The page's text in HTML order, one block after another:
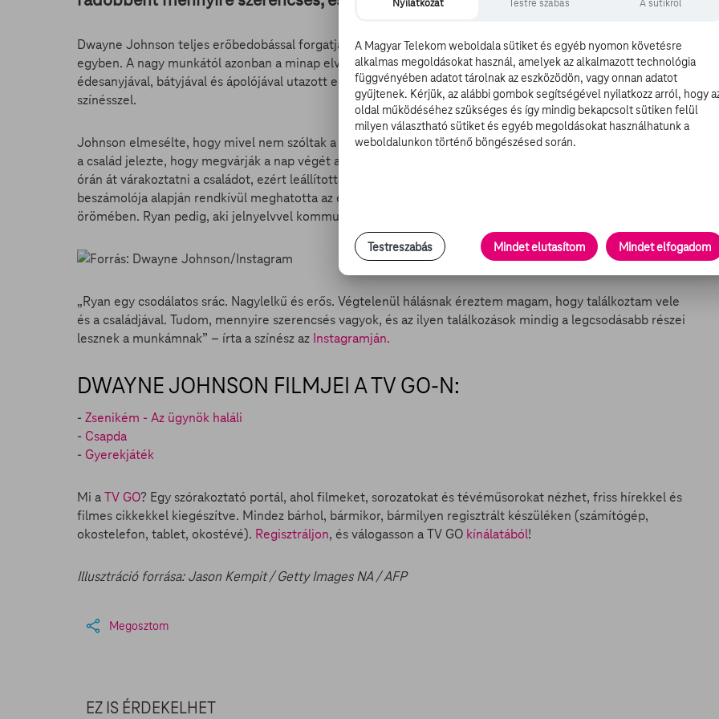
Dwayne Johnson teljes erőbedobással forgatja aBaywatch-filmet, amelynek főszereplője és producere is
egyben. A nagy munkától azonban a minap elvonta őt egy rajongójának családja. A kerekes székes Ryan
édesanyjával, bátyjával és ápolójával utazott el a forgatásra csak azért, hogy a fiú találkozhasson a
színésszel.
Johnson elmesélte, hogy mivel nem szóltak a produkciónak előre, már éppen kezdték volna a forgatást, és
a család jelezte, hogy megvárják a nap végét a találkozás kedvéért. A színész azonban nem akarta tizenkét
órán át várakoztatni a családot, ezért leállította a stábot és találkozott a boldog rajongókkal. Johnson
beszámolója alapján rendkívül meghatotta az édesanya öröme, aki hálásan megölelte és elsírta magát
örömében. Ryan pedig, aki jelnyelvvel kommunikál, megtanította a színészt néhány szóra.
„Ryan egy csodálatos srác. Nagylelkű és erős. Végtelenül hálásnak éreztem magam, hogy találkoztam vele
és a családjával. Tudom, mennyire szerencsés vagyok, és az ilyen találkozások mindig a legcsodásabb részei
lesznek a munkámnak” – írta a színész az Instagramján.
DWAYNE JOHNSON FILMJEI A TV GO-N:
- Zsenikém - Az ügynök haláli
- Csapda
- Gyerekjáték
Mi aTV GO? Egy szórakoztató portál, ahol filmeket, sorozatokat és tévéműsorokat nézhet, friss hírekkel és
filmes cikkekkel kiegészítve. Mindez bárhol, bármikor, bármilyen regisztrált készüléken (számítógép,
okostelefon, tablet, okostévé). Regisztráljon, és válogasson a TV GO kínálatából!
Illusztráció forrása: Jason Kempit / Getty Images NA / AFP
Megosztom
EZ IS ÉRDEKELHET
Nyilatkozat Testre szabás A sütikről
A Magyar Telekom weboldala sütiket és egyéb nyomon követésre
alkalmas megoldásokat használ, amelyek az alkalmazott technológia
függvényében adatot tárolnak az eszközödön, vagy onnan adatot
gyűjtenek. Kérjük, az alábbi gombok segítségével nyilatkozz arról, hogy
oldal működéséhez szükséges és így mindig bekapcsolt sütiken felül
milyen választható sütiket és egyéb megoldásokat használhatunk a
weboldalunkon történő böngészésed során.
Testreszabás Mindet elutasítom Mindet elfogadom